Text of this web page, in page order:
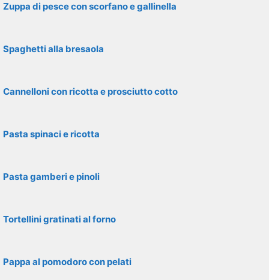
Zuppa di pesce con scorfano e gallinella
Spaghetti alla bresaola
Cannelloni con ricotta e prosciutto cotto
Pasta spinaci e ricotta
Pasta gamberi e pinoli
Tortellini gratinati al forno
Pappa al pomodoro con pelati